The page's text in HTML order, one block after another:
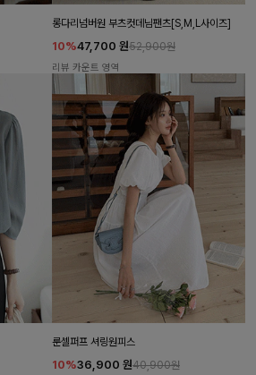
롱다리넘버원 부츠컷데님팬츠[S,M,L사이즈]
10%47,700 원52,900원
리뷰 카운트 영역
룬셀퍼프 셔링원피스
10%36,900 원40,900원